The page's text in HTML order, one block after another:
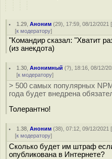
1.29 ,Аноним (29), 17:59, 08/12/2021 [
[к модератору]
"Командир сказал: "Хватит
(из анекдота)
1.30 ,Анонимный (?), 18:16, 08/12/
[к модератору]
> 500 самых популярных
года будет внедрена
Толерантно!
1.38 ,Аноним (38), 07:12, 09/12/2021 [
[к модератору]
Сколько будет им штраф
опубликована в Интернете?